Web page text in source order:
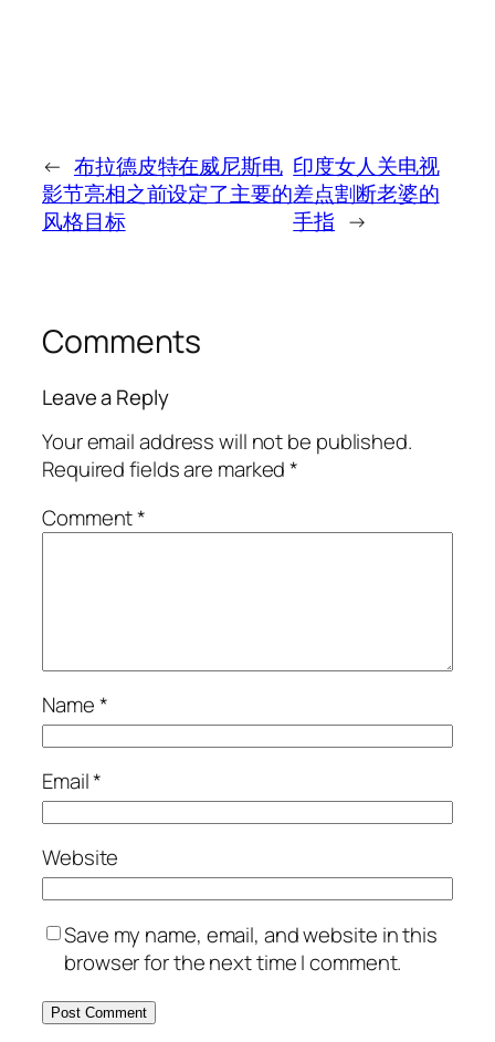
← 布拉德皮特在威尼斯电
影节亮相之前设定了主要的
风格目标
印度女人关电视
差点割断老婆的
手指 →
Comments
Leave a Reply
Your email address will not be published.
Required fields are marked*
Comment*
Name*
Email*
Website
Save my name, email, and website in this
browser for the next time I comment.